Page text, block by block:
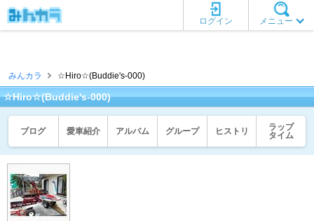
メニュー
ログイン
みんカラ ☆Hiro☆(Buddie's-000)
☆Hiro☆(Buddie's-000)
ブログ 愛車紹介 アルバム グループ ヒストリ
ラップ
タイム